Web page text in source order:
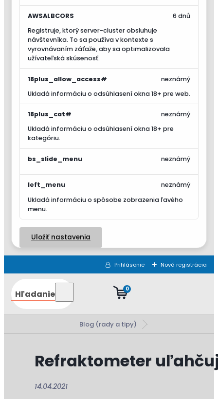
AWSALBCORS
Registruje, ktorý server-cluster obsluhuje
návštevníka. To sa používa v kontexte s
vyrovnávaním záťaže, aby sa optimalizovala
užívateľská skúsenosť.
6 dnů
18plus_allow_access#
Ukladá informáciu o odsúhlasení okna 18+ pre web.
neznámý
18plus_cat#
Ukladá informáciu o odsúhlasení okna 18+ pre
kategóriu.
neznámý
bs_slide_menu neznámý
left_menu
Ukladá informáciu o spôsobe zobrazenia ľavého
menu.
neznámý
Uložiť nastavenia
Prihlásenie Nová registrácia
Hľadanie 0
Blog (rady a tipy)
Refraktometer
14.04.2021